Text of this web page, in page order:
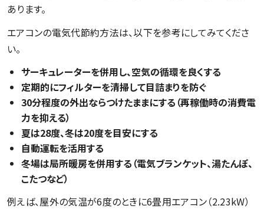
あります。
エアコンの電気代節約方法は、以下を参考にしてみてくださ
い。
サーキュレーターを併用し、空気の循環を良くする
定期的にフィルターを清掃して目詰まりを防ぐ
30分程度の外出ならつけたままにする（再稼働時の消費電
力を抑える）
夏は28度、冬は20度を目安にする
自動運転を活用する
冬場は局所暖房を併用する（電気ブランケット、湯たんぽ、
こたつなど）
例えば、屋外の気温が6度のときに6畳用エアコン（2.23kW）